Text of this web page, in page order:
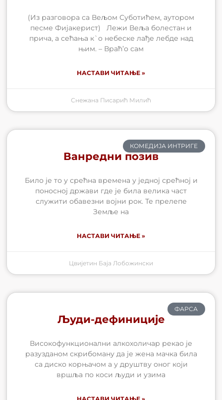
(Из разговора са Вељом Суботићем, аутором
песме Фијакерист) Лежи Веља болестан и
прича, а сећања к`о небеске лађе лебде над
њим. – Враћ’о сам
НАСТАВИ ЧИТАЊЕ »
Снежана Писарић Милић
КОМЕДИЈА ИНТРИГЕ
Ванредни позив
Било је то у срећна времена у једној срећној и
поносној држави где је била велика част
служити обавезни војни рок. Те прелепе
Земље на
НАСТАВИ ЧИТАЊЕ »
Цвијетин Баја Лобожински
ФАРСА
Људи-дефиниције
Високофункционални алкохоличар рекао је
разузданом скрибоману да је жена мачка била
са диско корњачом а у друштву оног који
вршља по коси људи и узима